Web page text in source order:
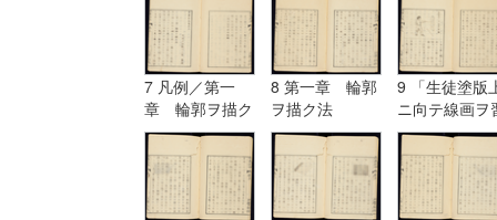
7 凡例／第一
章 輪郭ヲ描ク
法
8 第一章 輪郭
ヲ描ク法
9 「生徒塗版
ニ向テ線画ヲ
フ図」